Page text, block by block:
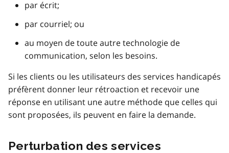
par écrit;
par courriel; ou
au moyen de toute autre technologie de
communication, selon les besoins.
Si les clients ou les utilisateurs des services handicapés
préfèrent donner leur rétroaction et recevoir une
réponse en utilisant une autre méthode que celles qui
sont proposées, ils peuvent en faire la demande.
Perturbation des services